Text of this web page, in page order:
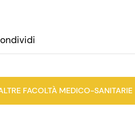
FACOLTÀ MEDICO-SANITARIE